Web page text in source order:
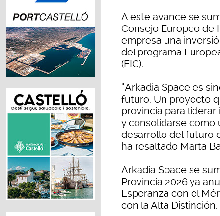
A este avance se
Consejo Europeo de
empresa una
del programa
(EIC).
“Arkadia Space es
futuro. Un proyecto
provincia para
y consolidarse como
desarrollo del futuro
ha resaltado Marta
Arkadia Space se
Provincia 2026 ya
Esperanza con el
con la Alta Distinción.